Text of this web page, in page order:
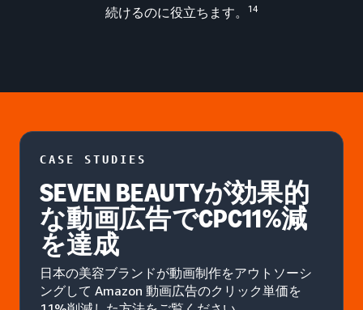
続けるのに役立ちます。
14
CASE STUDIES
SEVEN BEAUTYが効果的
な動画広告でCPC11%減
を達成
日本の美容ブランドが動画制作をアウトソーシ
ングして Amazon 動画広告のクリック単価を